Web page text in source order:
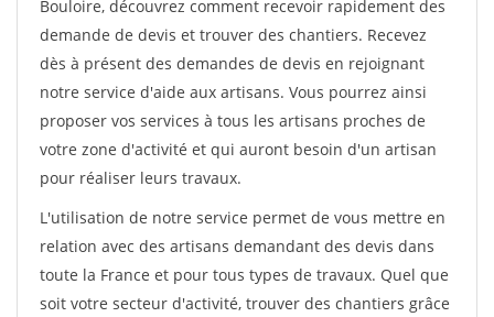
Bouloire, découvrez comment recevoir rapidement des
demande de devis et trouver des chantiers. Recevez
dès à présent des demandes de devis en rejoignant
notre service d'aide aux artisans. Vous pourrez ainsi
proposer vos services à tous les artisans proches de
votre zone d'activité et qui auront besoin d'un artisan
pour réaliser leurs travaux.
L'utilisation de notre service permet de vous mettre en
relation avec des artisans demandant des devis dans
toute la France et pour tous types de travaux. Quel que
soit votre secteur d'activité, trouver des chantiers grâce